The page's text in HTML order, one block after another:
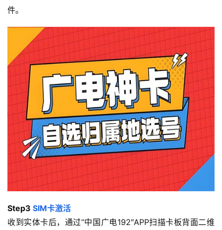
页
流
量
宽
i
F
件。
Step3 SIM卡激活
收到实体卡后，通过”中国广电192″APP扫描卡板背面二维